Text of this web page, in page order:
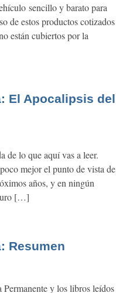
sencillo y barato para
de estos productos cotizados
están cubiertos por la
El Apocalipsis del
de lo que aquí vas a leer.
mejor el punto de vista de
años, y en ningún
[…]
Resumen
y los libros leídos